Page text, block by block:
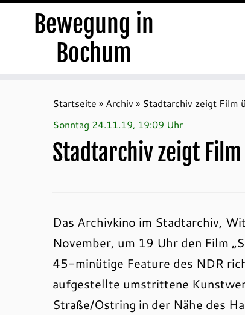
Bewegung in
Bochum
Startseite » Archiv » Stadtarchiv zeigt Film
Sonntag 24.11.19, 19:09 Uhr
Stadtarchiv zeigt
Das Archivkino im Stadtarchiv,
November, um 19 Uhr den Film
45-minütige Feature des NDR
aufgestellte umstrittene
Straße/Ostring in der Nähe des